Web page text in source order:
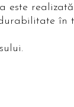
este
în